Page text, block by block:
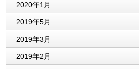
2020年1月
2019年5月
2019年3月
2019年2月